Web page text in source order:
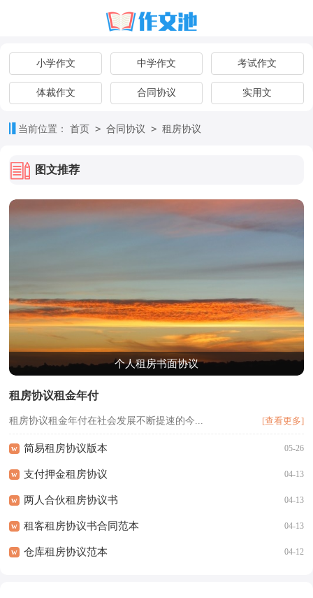
小学作文 中学作文 考试作文
体裁作文 合同协议 实用文
当前位置： 首页 > 合同协议 > 租房协议
图文推荐
个人租房书面协议
租房协议租金年付
租房协议租金年付在社会发展不断提速的今... [查看更多]
w 简易租房协议版本 05-26
w 支付押金租房协议 04-13
w 两人合伙租房协议书 04-13
w 租客租房协议书合同范本 04-13
w 仓库租房协议范本 04-12